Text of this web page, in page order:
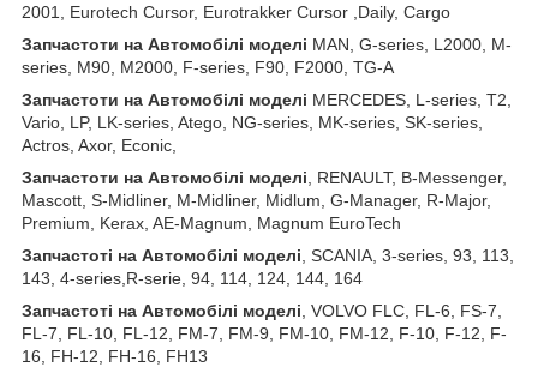
2001, Eurotech Cursor, Eurotrakker Cursor ,Daily, Cargo
Запчастоти на Автомобілі моделі MAN, G-series, L2000, M-
series, M90, M2000, F-series, F90, F2000, TG-A
Запчастоти на Автомобілі моделі MERCEDES, L-series, T2,
Vario, LP, LK-series, Atego, NG-series, MK-series, SK-series,
Actros, Axor, Econic,
Запчастоти на Автомобілі моделі , RENAULT, B-Messenger,
Mascott, S-Midliner, M-Midliner, Midlum, G-Manager, R-Major,
Premium, Kerax, AE-Magnum, Magnum EuroTech
Запчастоті на Автомобілі моделі , SCANIA, 3-series, 93, 113,
143, 4-series,R-serie, 94, 114, 124, 144, 164
Запчастоті на Автомобілі моделі , VOLVO FLC, FL-6, FS-7,
FL-7, FL-10, FL-12, FM-7, FM-9, FM-10, FM-12, F-10, F-12, F-
16, FH-12, FH-16, FH13